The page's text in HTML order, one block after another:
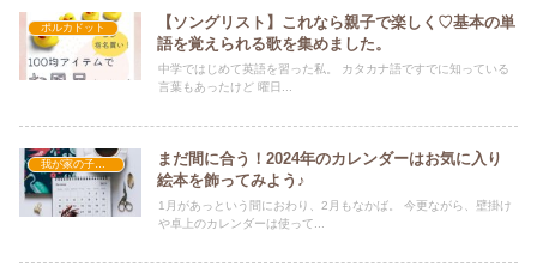
ポルカドット
【ソングリスト】これなら親子で楽しく♡基本の単
語を覚えられる歌を集めました。
中学ではじめて英語を習った私。 カタカナ語ですでに知っている
言葉もあったけど 曜日...
まだ間に合う！2024年のカレンダーはお気に入り
絵本を飾ってみよう♪
1月があっという間におわり、2月もなかば。 今更ながら、壁掛け
や卓上のカレンダーは使って...